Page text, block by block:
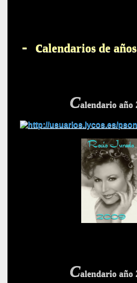
- calendarios de
Calendario año
Calendario año